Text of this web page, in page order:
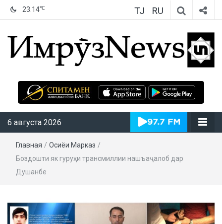
23.14℃ TJ RU
ИмрӯзNews
6 августа 2026
Главная / Осиёи Марказӣ /
Боздошти як гуруҳи трансмиллии нашъаҷалоб дар
Душанбе